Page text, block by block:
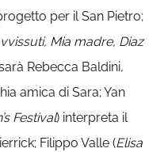
per il San Pietro;
Mia madre, Diaz
Rebecca Baldini,
amica di Sara; Yan
Festival) interpreta il
Filippo Valle (Elisa